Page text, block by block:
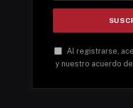
Al registrarse,
y nuestro acuerdo de